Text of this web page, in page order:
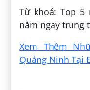
Từ khoá: Top 5
nằm ngay trung
Xem Thêm
Quảng Ninh Tại